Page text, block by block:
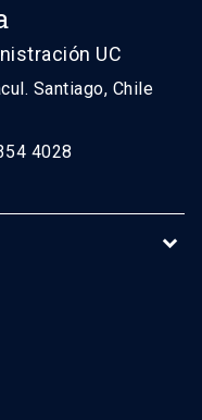
UC
Santiago, Chile
4028